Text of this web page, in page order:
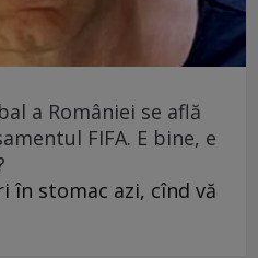
a României se află
FIFA. E bine, e
în stomac azi, cînd vă